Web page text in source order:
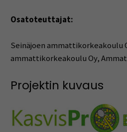
Osatoteuttajat:
Seinäjoen ammattikorkeakoulu
ammattikorkeakoulu Oy,
Projektin kuvaus